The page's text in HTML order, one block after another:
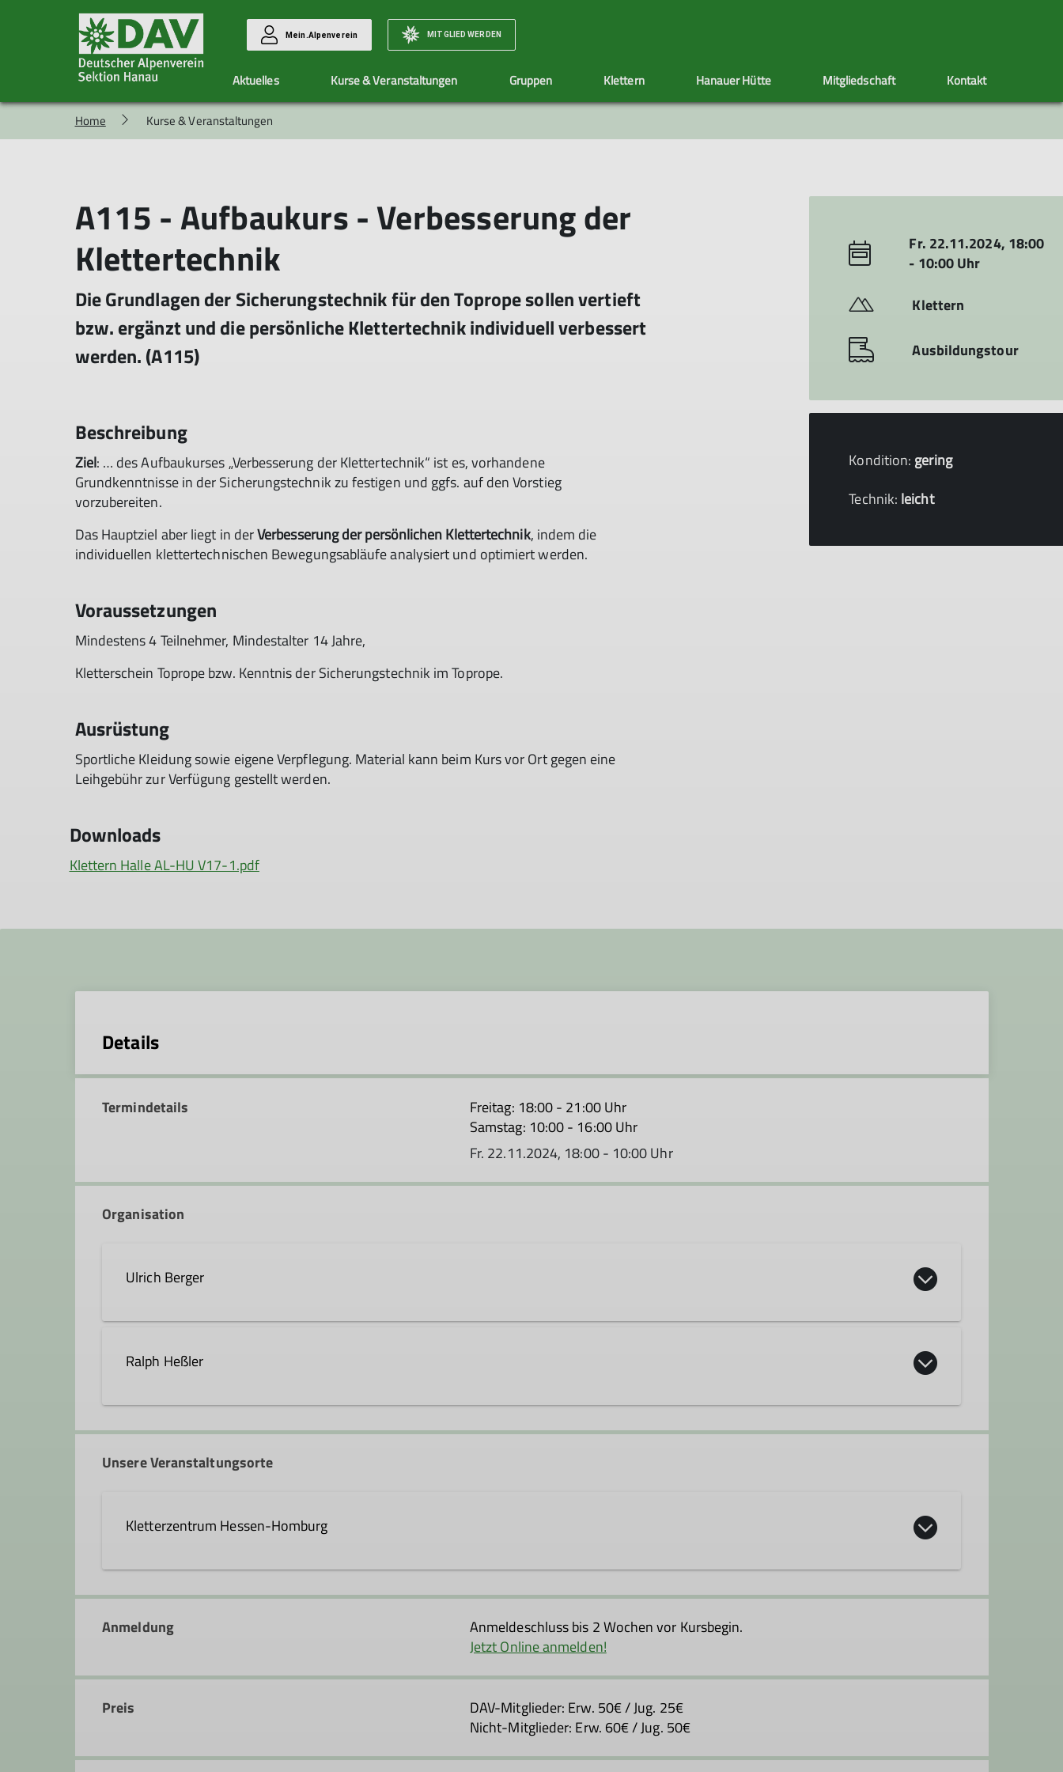
Mein.Alpenverein MITGLIED WERDEN
Aktuelles
Aktuelle Berichte Sektionshefte Social Media Artikel schreiben
Kurse & Veranstaltungen
Ausbildung & Touren
Anmeldung
Allgemeine Bedingungen
Sektionstermine
Gruppen
Unsere Gruppen
Hüttenteam
Klimaschutzteam
Seilschaft Hanau
Natur & Klima
Klimarechner
Jugend Ehrenamt
Klettern
Kletterzentrum Hanau
Hallendienste
Wasserturm Gelnhausen Jugendgruppen Klettersteig
Hanauer Hütte Mitgliedschaft
Vorteile Mitglied werden Mitgliedsbeiträge Ehrenamt Adressänderung Satzung
Kontakt
Home Kurse & Veranstaltungen
A115 - Aufbaukurs - Verbesserung der
Klettertechnik
Die Grundlagen der Sicherungstechnik für den Toprope sollen vertieft
bzw. ergänzt und die persönliche Klettertechnik individuell verbessert
werden. (A115)
Beschreibung
Ziel: … des Aufbaukurses „Verbesserung der Klettertechnik“ ist es, vorhandene
Grundkenntnisse in der Sicherungstechnik zu festigen und ggfs. auf den Vorstieg
vorzubereiten.
Das Hauptziel aber liegt in derVerbesserung der persönlichen Klettertechnik, indem die
individuellen klettertechnischen Bewegungsabläufe analysiert und optimiert werden.
Voraussetzungen
Mindestens 4 Teilnehmer, Mindestalter 14 Jahre,
Kletterschein Toprope bzw. Kenntnis der Sicherungstechnik im Toprope.
Ausrüstung
Sportliche Kleidung sowie eigene Verpflegung. Material kann beim Kurs vor Ort gegen eine
Leihgebühr zur Verfügung gestellt werden.
Downloads
Klettern Halle AL-HU V17-1.pdf
Fr. 22.11.2024, 18:00
- 10:00 Uhr
Klettern
Ausbildungstour
Kondition: gering
Technik: leicht
Details
Termindetails
Freitag: 18:00 - 21:00 Uhr
Samstag: 10:00 - 16:00 Uhr
Fr. 22.11.2024, 18:00 - 10:00 Uhr
Organisation
Ulrich Berger
Ämter
Ralph Heßler
Referent*in Klettersteige
Unsere Veranstaltungsorte
Kletterzentrum Hessen-Homburg
Anmeldung
Anmeldeschluss bis 2 Wochen vor Kursbegin.
Jetzt Online anmelden!
Preis
DAV-Mitglieder: Erw. 50€ / Jug. 25€
Nicht-Mitglieder: Erw. 60€ / Jug. 50€